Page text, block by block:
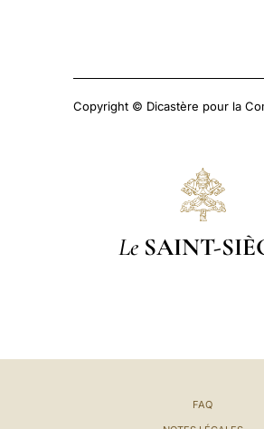
Copyright © Dicastère pour la
Le SAINT-
FAQ